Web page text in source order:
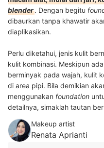
blender. Dengan begitu
dibaurkan tanpa khawatir
diaplikasikan.
Perlu diketahui, jenis kulit
kulit kombinasi. Meskipun
berminyak pada wajah, kulit
di area pipi. Bila demikian
menggunakan foundation
detailnya, simaklah tautan
Makeup artist
Renata Aprianti